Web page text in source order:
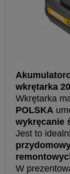
wkrętarka
Wkrętarka
POLSKA
wykręcanie
Jest to
W